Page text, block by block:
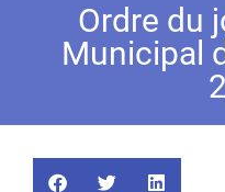
Ordre du
Municipal